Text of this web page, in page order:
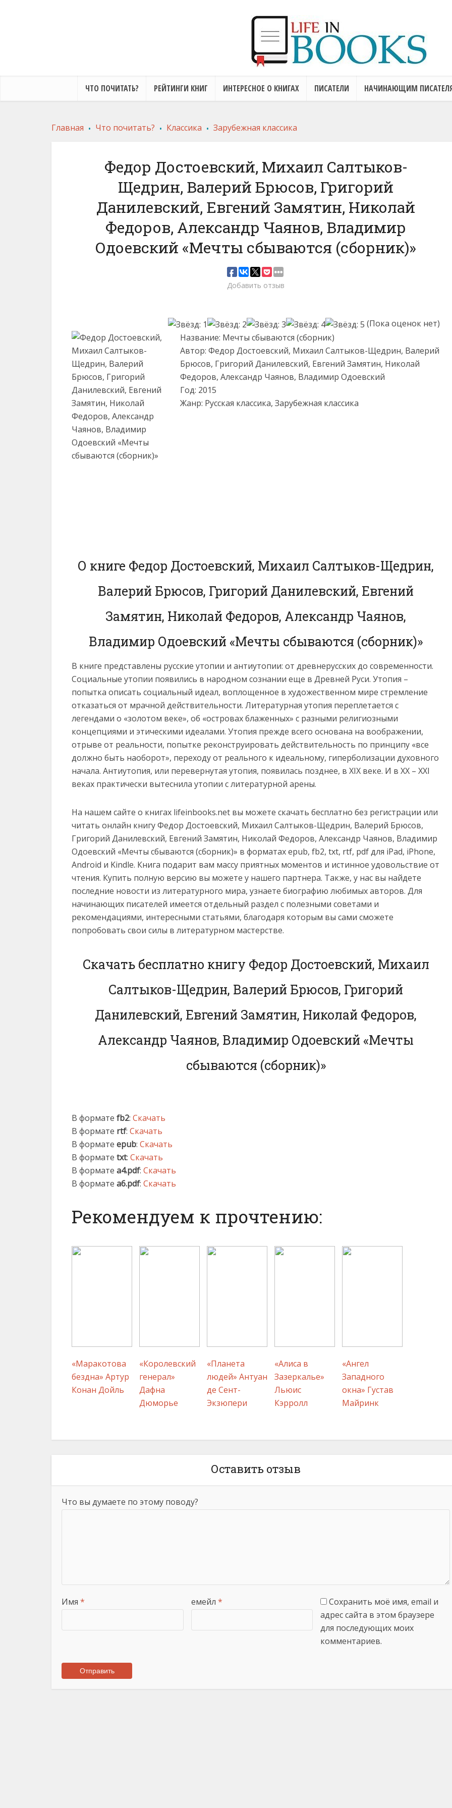
ЧТО ПОЧИТАТЬ? РЕЙТИНГИ КНИГ ИНТЕРЕСНОЕ О КНИГАХ ПИСАТЕЛИ НАЧИНАЮЩИМ
Главная . Что почитать? . Классика . Зарубежная классика
Федор Достоевский, Михаил Салтыков-
Щедрин, Валерий Брюсов, Григорий
Данилевский, Евгений Замятин, Николай
Федоров, Александр Чаянов, Владимир
Одоевский «Мечты сбываются (сборник)»
Добавить отзыв
(Пока оценок нет)
Название: Мечты сбываются (сборник)
Автор: Федор Достоевский, Михаил Салтыков-Щедрин, Валерий
Брюсов, Григорий Данилевский, Евгений Замятин, Николай
Федоров, Александр Чаянов, Владимир Одоевский
Год: 2015
Жанр: Русская классика, Зарубежная классика
О книге Федор Достоевский, Михаил Салтыков-Щедрин,
Валерий Брюсов, Григорий Данилевский, Евгений
Замятин, Николай Федоров, Александр Чаянов,
Владимир Одоевский «Мечты сбываются (сборник)»
В книге представлены русские утопии и антиутопии: от древнерусских до современности.
Социальные утопии появились в народном сознании еще в Древней Руси. Утопия –
попытка описать социальный идеал, воплощенное в художественном мире стремление
отказаться от мрачной действительности. Литературная утопия переплетается с
легендами о «золотом веке», об «островах блаженных» с разными религиозными
концепциями и этическими идеалами. Утопия прежде всего основана на воображении,
отрыве от реальности, попытке реконструировать действительность по принципу «все
должно быть наоборот», переходу от реального к идеальному, гиперболизации духовного
начала. Антиутопия, или перевернутая утопия, появилась позднее, в ХIХ веке. И в ХХ – ХХI
веках практически вытеснила утопии с литературной арены.
На нашем сайте о книгах lifeinbooks.net вы можете скачать бесплатно без регистрации или
читать онлайн книгу Федор Достоевский, Михаил Салтыков-Щедрин, Валерий Брюсов,
Григорий Данилевский, Евгений Замятин, Николай Федоров, Александр Чаянов, Владимир
Одоевский «Мечты сбываются (сборник)» в форматах epub, fb2, txt, rtf, pdf для iPad, iPhone,
Android и Kindle. Книга подарит вам массу приятных моментов и истинное удовольствие от
чтения. Купить полную версию вы можете у нашего партнера. Также, у нас вы найдете
последние новости из литературного мира, узнаете биографию любимых авторов. Для
начинающих писателей имеется отдельный раздел с полезными советами и
рекомендациями, интересными статьями, благодаря которым вы сами сможете
попробовать свои силы в литературном мастерстве.
Скачать бесплатно книгу Федор Достоевский, Михаил
Салтыков-Щедрин, Валерий Брюсов, Григорий
Данилевский, Евгений Замятин, Николай Федоров,
Александр Чаянов, Владимир Одоевский «Мечты
сбываются (сборник)»
В формате fb2: Скачать
В формате rtf: Скачать
В формате epub: Скачать
В формате txt: Скачать
В формате a4.pdf: Скачать
В формате a6.pdf: Скачать
Рекомендуем к прочтению:
«Маракотова
бездна» Артур
Конан Дойль
«Королевский
генерал»
Дафна
Дюморье
«Планета
людей» Антуан
де Сент-
Экзюпери
«Алиса в
Зазеркалье»
Льюис
Кэрролл
«Ангел
Западного
окна» Густав
Майринк
Оставить отзыв
Что вы думаете по этому поводу?
Имя * емейл *
Сохранить моё имя, email и
адрес сайта в этом браузере
для последующих моих
комментариев.